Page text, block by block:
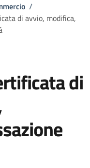
/
di avvio, modifica,
di